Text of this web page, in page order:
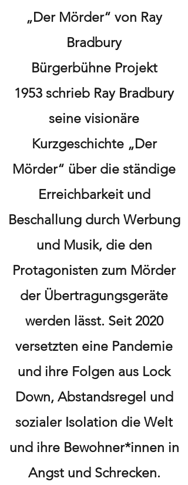
„Der Mörder“ von Ray
Bradbury
Bürgerbühne Projekt
1953 schrieb Ray Bradbury
seine visionäre
Kurzgeschichte „Der
Mörder“ über die ständige
Erreichbarkeit und
Beschallung durch Werbung
und Musik, die den
Protagonisten zum Mörder
der Übertragungsgeräte
werden lässt. Seit 2020
versetzten eine Pandemie
und ihre Folgen aus Lock
Down, Abstandsregel und
sozialer Isolation die Welt
und ihre Bewohner*innen in
Angst und Schrecken.